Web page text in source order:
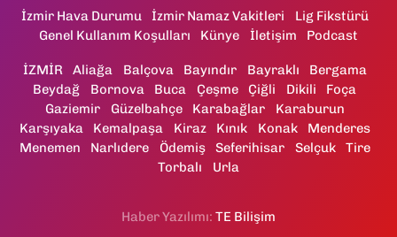
İzmir Hava Durumu İzmir Namaz Vakitleri
Lig Fikstürü
Genel Kullanım Koşulları
Künye İletişim Podcast
İZMİR Aliağa Balçova Bayındır Bayraklı
Bergama
Beydağ
Bornova Buca Çeşme Çiğli Dikili
Foça
Gaziemir
Güzelbahçe Karabağlar
Karaburun
Karşıyaka
Kemalpaşa Kiraz Kınık Konak
Menderes
Menemen
Narlıdere Ödemiş Seferihisar Selçuk
Tire
Torbalı
Urla
Haber Yazılımı: TE Bilişim